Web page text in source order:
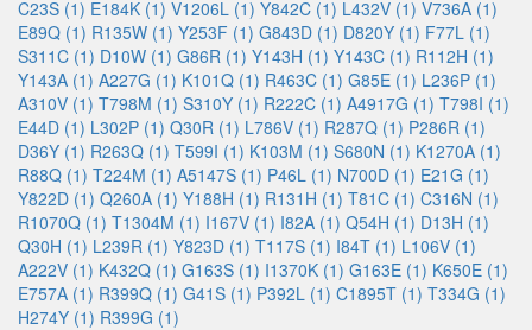
C23S (1) E184K (1) V1206L (1) Y842C (1) L432V (1) V736A (1)
E89Q (1) R135W (1) Y253F (1) G843D (1) D820Y (1) F77L (1)
S311C (1) D10W (1) G86R (1) Y143H (1) Y143C (1) R112H (1)
Y143A (1) A227G (1) K101Q (1) R463C (1) G85E (1) L236P (1)
A310V (1) T798M (1) S310Y (1) R222C (1) A4917G (1) T798I (1)
E44D (1) L302P (1) Q30R (1) L786V (1) R287Q (1) P286R (1)
D36Y (1) R263Q (1) T599I (1) K103M (1) S680N (1) K1270A (1)
R88Q (1) T224M (1) A5147S (1) P46L (1) N700D (1) E21G (1)
Y822D (1) Q260A (1) Y188H (1) R131H (1) T81C (1) C316N (1)
R1070Q (1) T1304M (1) I167V (1) I82A (1) Q54H (1) D13H (1)
Q30H (1) L239R (1) Y823D (1) T117S (1) I84T (1) L106V (1)
A222V (1) K432Q (1) G163S (1) I1370K (1) G163E (1) K650E (1)
E757A (1) R399Q (1) G41S (1) P392L (1) C1895T (1) T334G (1)
H274Y (1) R399G (1)